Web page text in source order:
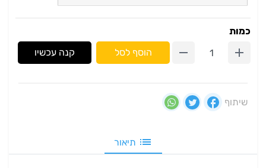
כמות
הוסף לסל
קנה עכשיו
שיתוף
תיאור